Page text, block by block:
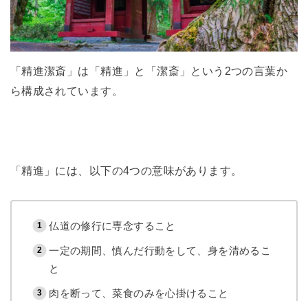
「精進潔斎」は「精進」と「潔斎」という2つの言葉か
ら構成されています。
「精進」には、以下の4つの意味があります。
仏道の修行に専念すること
一定の期間、慎んだ行動をして、身を清めるこ
と
肉を断って、菜食のみを心掛けること